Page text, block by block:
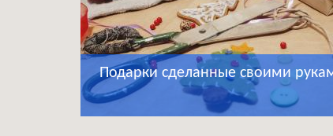
Подарки сделанные своими